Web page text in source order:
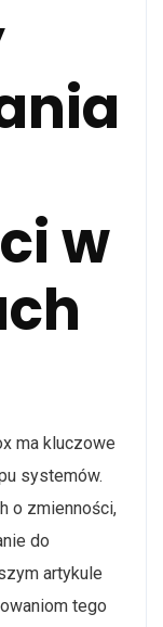
w
ma kluczowe
systemów.
o zmienności,
do
artykule
tego